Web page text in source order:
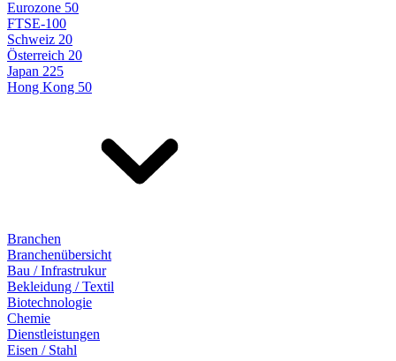
Eurozone 50
FTSE-100
Schweiz 20
Österreich 20
Japan 225
Hong Kong 50
Branchen
Branchenübersicht
Bau / Infrastrukur
Bekleidung / Textil
Biotechnologie
Chemie
Dienstleistungen
Eisen / Stahl